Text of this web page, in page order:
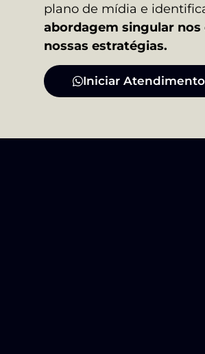
plano de mídia e
abordagem singular
nossas estratégias.
Iniciar Atendimento